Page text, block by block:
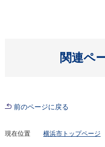
関連ペ
前のページに戻る
現在位置 横浜市トップページ